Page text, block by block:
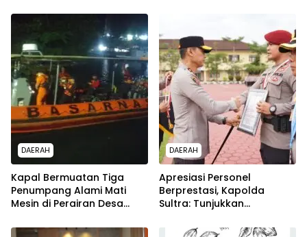
WARGA WAWOONE!
DAERAH
Kapal Bermuatan Tiga
Penumpang Alami Mati
Mesin di Perairan Desa
Dikerahkan
DAERAH
Apresiasi Personel
Berprestasi, Kapolda
Sultra: Tunjukkan
Masyarakat